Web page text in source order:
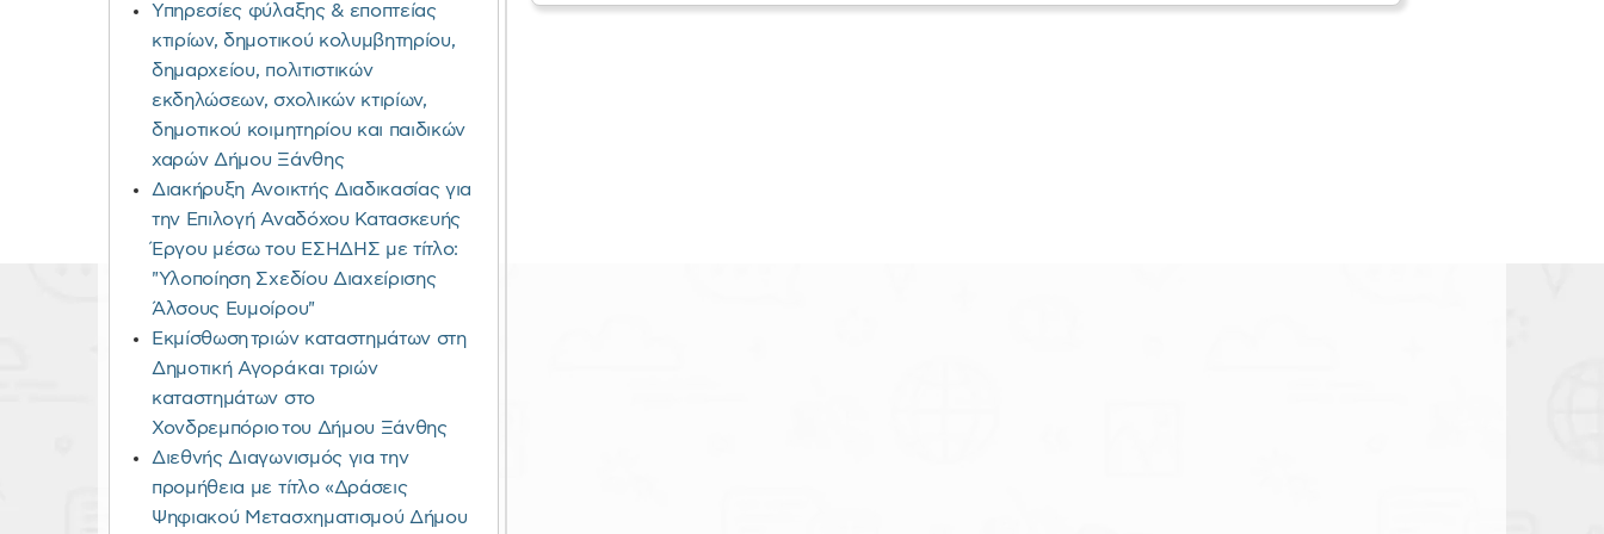
Υπηρεσίες φύλαξης & εποπτείας
κτιρίων, δημοτικού κολυμβητηρίου,
δημαρχείου, πολιτιστικών
εκδηλώσεων, σχολικών κτιρίων,
δημοτικού κοιμητηρίου και παιδικών
χαρών Δήμου Ξάνθης
Διακήρυξη Ανοικτής Διαδικασίας για
την Επιλογή Αναδόχου Κατασκευής
Έργου μέσω του ΕΣΗΔΗΣ με τίτλο:
"Υλοποίηση Σχεδίου Διαχείρισης
Άλσους Ευμοίρου"
Εκμίσθωση τριών καταστημάτων στη
Δημοτική Αγορά και τριών
καταστημάτων στο
Χονδρεμπόριο του Δήμου Ξάνθης
Διεθνής Διαγωνισμός για την
προμήθεια με τίτλο «Δράσεις
Ψηφιακού Μετασχηματισμού Δήμου